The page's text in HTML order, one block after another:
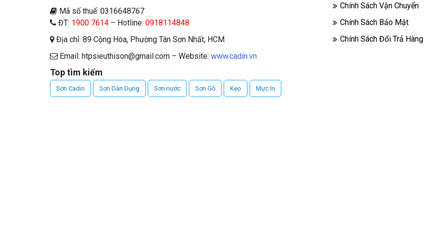
Mã số thuế: 0316648767
ĐT: 1900 7614 – Hotline: 0918114848
Địa chỉ: 89 Cộng Hòa, Phường Tân Sơn Nhất, HCM
Email: htpsieuthison@gmail.com – Website: www.cadin.vn
Top tìm kiếm
Sơn Cadin Sơn Dân Dụng Sơn nước Sơn Gỗ Keo Mực In
Chính Sách Vận Chuyển
Chính Sách Bảo Mật
Chính Sách Đổi Trả Hàng